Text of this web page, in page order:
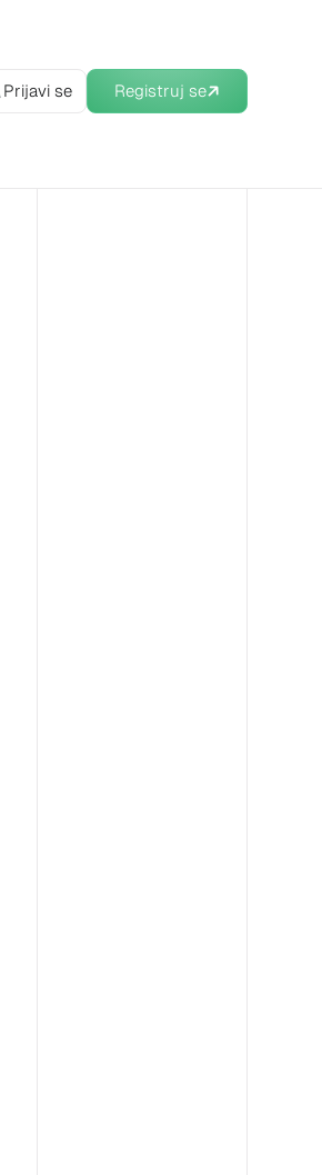
Prijavi se Registruj se